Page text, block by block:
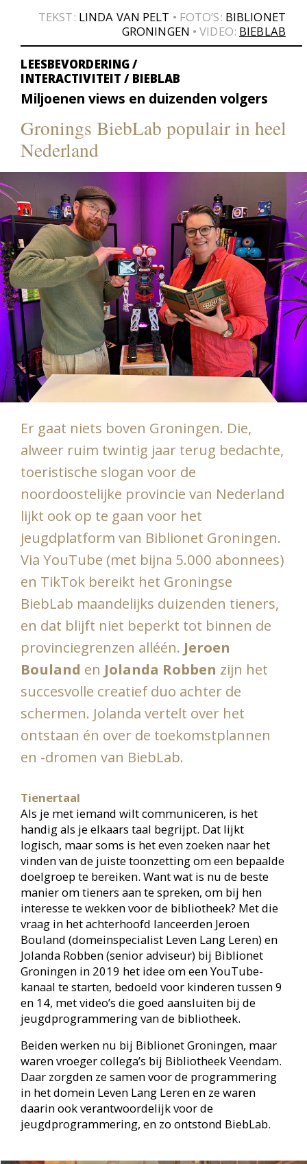
Tienertaal
Als je met iemand wilt communiceren, is het
handig als je elkaars taal begrijpt. Dat lijkt
logisch, maar soms is het even zoeken naar het
vinden van de juiste toonzetting om een bepaalde
doelgroep te bereiken. Want wat is nu de beste
manier om tieners aan te spreken, om bij hen
interesse te wekken voor de bibliotheek? Met die
Jolanda Robben (senior adviseur) bij Biblionet
Groningen in 2019 het idee om een YouTube-
kanaal te starten, bedoeld voor kinderen tussen 9
en 14, met video’s die goed aansluiten bij de
jeugdprogrammering van de bibliotheek.
Beiden werken nu bij Biblionet Groningen, maar
waren vroeger collega’s bij Bibliotheek Veendam.
Daar zorgden ze samen voor de programmering
in het domein Leven Lang Leren en ze waren
daarin ook verantwoordelijk voor de
jeugdprogrammering, en zo ontstond BiebLab.
Miljoenen views en duizenden volgers
Er gaat niets boven Groningen. Die,
alweer ruim twintig jaar terug bedachte,
toeristische slogan voor de
lijkt ook op te gaan voor het
jeugdplatform van Biblionet Groningen.
Via YouTube (met bijna 5.000 abonnees)
en TikTok bereikt het Groningse
BiebLab maandelijks duizenden tieners,
en dat blijft niet beperkt tot binnen de
provinciegrenzen alléén.Jeroen
BoulandenJolanda Robbenzijn het
succesvolle creatief duo achter de
schermen. Jolanda vertelt over het
ontstaan én over de toekomstplannen
en -dromen van BiebLab.
Gronings BiebLab populair in heel
Nederland
TEKST:LINDA VAN PELT• FOTO’S:BIBLIONET
GRONINGEN• VIDEO:BIEBLAB
INTERACTIVITEIT / BIEBLAB